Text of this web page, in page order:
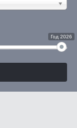
Год 2026